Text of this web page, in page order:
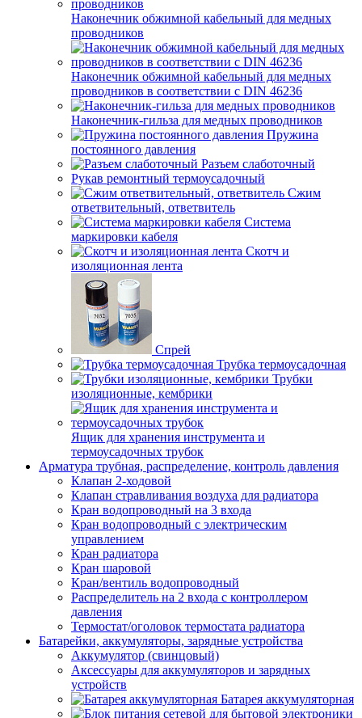
Наконечник обжимной кабельный для медных
проводников
Наконечник обжимной кабельный для медных
проводников в соответствии с DIN 46236
Наконечник-гильза для медных проводников
Пружина
постоянного давления
Разъем слаботочный
Рукав ремонтный термоусадочный
Сжим
ответвительный, ответвитель
Система
маркировки кабеля
Скотч и
изоляционная лента
Спрей
Трубка термоусадочная
Трубки
изоляционные, кембрики
Ящик для хранения инструмента и
термоусадочных трубок
Арматура трубная, распределение, контроль давления
Клапан 2-ходовой
Клапан стравливания воздуха для радиатора
Кран водопроводный на 3 входа
Кран водопроводный с электрическим
управлением
Кран радиатора
Кран шаровой
Кран/вентиль водопроводный
Распределитель на 2 входа с контроллером
давления
Термостат/оголовок термостата радиатора
Батарейки, аккумуляторы, зарядные устройства
Аккумулятор (свинцовый)
Аксессуары для аккумуляторов и зарядных
устройств
Батарея аккумуляторная